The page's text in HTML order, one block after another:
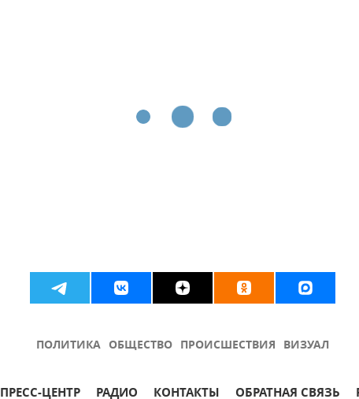
ПОЛИТИКА ОБЩЕСТВО ПРОИСШЕСТВИЯ ВИЗУАЛ
ПРЕСС-ЦЕНТР РАДИО КОНТАКТЫ ОБРАТНАЯ СВЯЗЬ